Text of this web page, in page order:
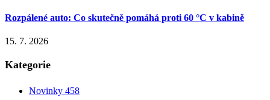
Rozpálené auto: Co skutečně pomáhá proti 60 °C v kabině
15. 7. 2026
Kategorie
Novinky 458